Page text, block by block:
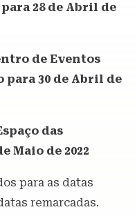
28 de Abril de
de Eventos
para 30 de Abril de
das
Maio de 2022
para as datas
remarcadas.